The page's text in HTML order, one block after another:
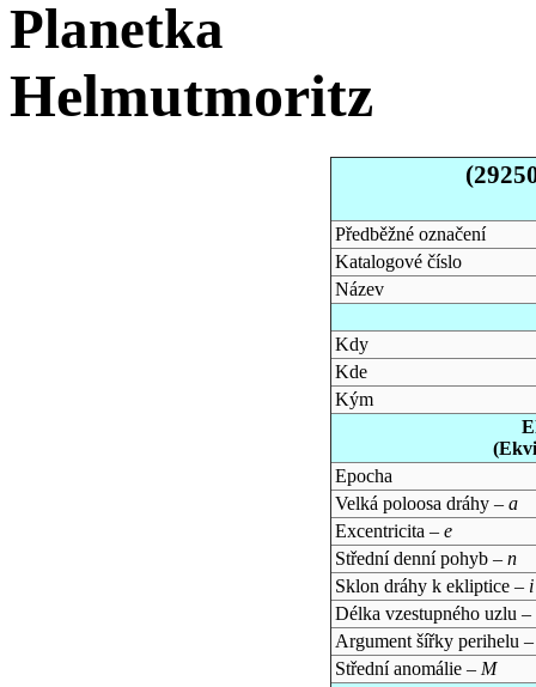
Planetka
Helmutmoritz
Předběžné označení
Katalogové číslo
Název
Kdy
Kde
Kým
Epocha
Velká poloosa dráhy – a
Excentricita – e
Střední denní pohyb – n
Sklon dráhy k ekliptice – i
Délka vzestupného uzlu –
Argument šířky perihelu
Střední anomálie – M